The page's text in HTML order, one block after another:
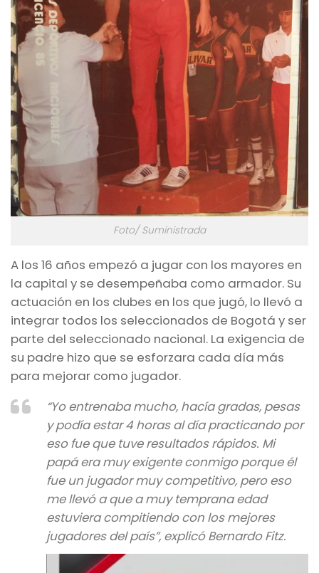
Foto/ Suministrada
A los 16 años empezó a jugar con los mayores en
la capital y se desempeñaba como armador. Su
actuación en los clubes en los que jugó, lo llevó a
integrar todos los seleccionados de Bogotá y ser
parte del seleccionado nacional. La exigencia de
su padre hizo que se esforzara cada día más
para mejorar como jugador.
“Yo entrenaba mucho, hacía gradas, pesas
y podía estar 4 horas al día practicando por
eso fue que tuve resultados rápidos. Mi
papá era muy exigente conmigo porque él
fue un jugador muy competitivo, pero eso
me llevó a que a muy temprana edad
estuviera compitiendo con los mejores
jugadores del país”, explicó Bernardo Fitz.